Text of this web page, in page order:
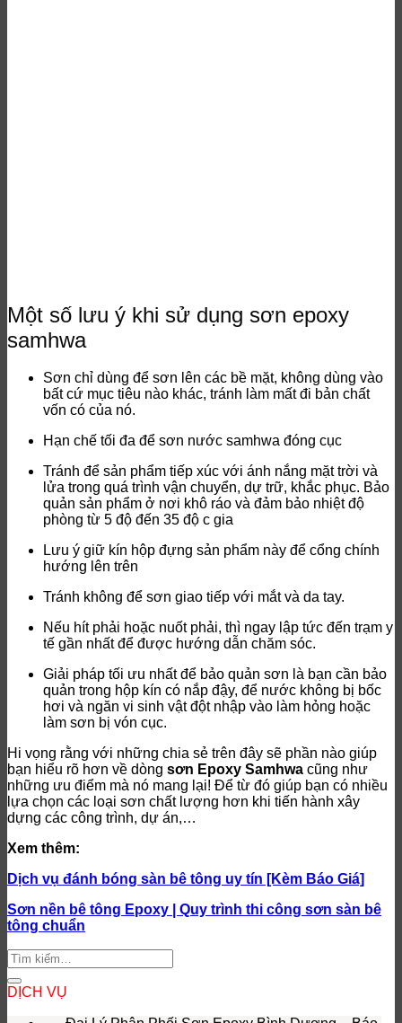
Một số lưu ý khi sử dụng sơn epoxy
samhwa
Sơn chỉ dùng để sơn lên các bề mặt, không dùng vào
bất cứ mục tiêu nào khác, tránh làm mất đi bản chất
vốn có của nó.
Hạn chế tối đa để sơn nước samhwa đóng cục
Tránh để sản phẩm tiếp xúc với ánh nắng mặt trời và
lửa trong quá trình vận chuyển, dự trữ, khắc phục. Bảo
quản sản phẩm ở nơi khô ráo và đảm bảo nhiệt độ
phòng từ 5 độ đến 35 độ c gia
Lưu ý giữ kín hộp đựng sản phẩm này để cổng chính
hướng lên trên
Tránh không để sơn giao tiếp với mắt và da tay.
Nếu hít phải hoặc nuốt phải, thì ngay lập tức đến trạm y
tế gần nhất để được hướng dẫn chăm sóc.
Giải pháp tối ưu nhất để bảo quản sơn là bạn cần bảo
quản trong hộp kín có nắp đậy, để nước không bị bốc
hơi và ngăn vi sinh vật đột nhập vào làm hỏng hoặc
làm sơn bị vón cục.
Hi vọng rằng với những chia sẻ trên đây sẽ phần nào giúp
bạn hiểu rõ hơn về dòng sơn Epoxy Samhwa cũng như
những ưu điểm mà nó mang lại! Để từ đó giúp bạn có nhiều
lựa chọn các loại sơn chất lượng hơn khi tiến hành xây
dựng các công trình, dự án,…
Xem thêm:
Dịch vụ đánh bóng sàn bê tông uy tín [Kèm Báo Giá]
Sơn nền bê tông Epoxy | Quy trình thi công sơn sàn bê
tông chuẩn
DỊCH VỤ